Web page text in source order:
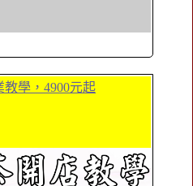
教學，4900元起